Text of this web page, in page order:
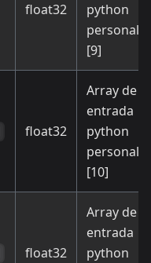
float32
python
[9]
float32
Array de
entrada
python
[10]
float32
Array de
entrada
python